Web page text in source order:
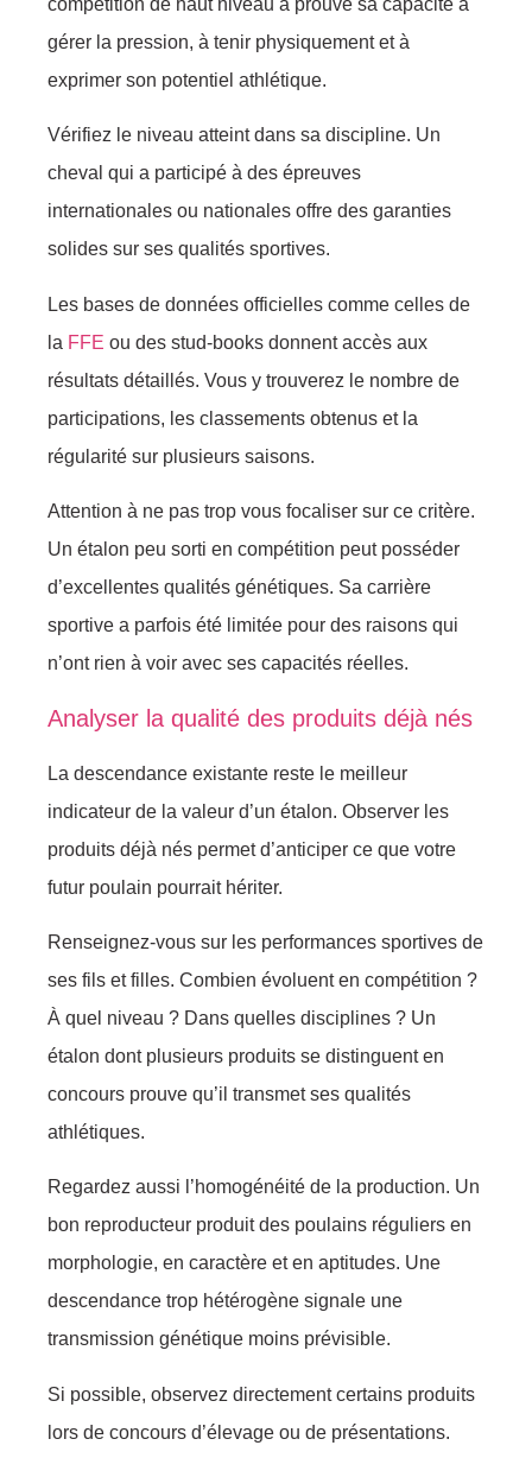
compétition de haut niveau a prouvé sa capacité à
gérer la pression, à tenir physiquement et à
exprimer son potentiel athlétique.
Vérifiez le niveau atteint dans sa discipline. Un
cheval qui a participé à des épreuves
internationales ou nationales offre des garanties
solides sur ses qualités sportives.
Les bases de données officielles comme celles de
la FFE ou des stud-books donnent accès aux
résultats détaillés. Vous y trouverez le nombre de
participations, les classements obtenus et la
régularité sur plusieurs saisons.
Attention à ne pas trop vous focaliser sur ce critère.
Un étalon peu sorti en compétition peut posséder
d’excellentes qualités génétiques. Sa carrière
sportive a parfois été limitée pour des raisons qui
n’ont rien à voir avec ses capacités réelles.
Analyser la qualité des produits déjà nés
La descendance existante reste le meilleur
indicateur de la valeur d’un étalon. Observer les
produits déjà nés permet d’anticiper ce que votre
futur poulain pourrait hériter.
Renseignez-vous sur les performances sportives de
ses fils et filles. Combien évoluent en compétition ?
À quel niveau ? Dans quelles disciplines ? Un
étalon dont plusieurs produits se distinguent en
concours prouve qu’il transmet ses qualités
athlétiques.
Regardez aussi l’homogénéité de la production. Un
bon reproducteur produit des poulains réguliers en
morphologie, en caractère et en aptitudes. Une
descendance trop hétérogène signale une
transmission génétique moins prévisible.
Si possible, observez directement certains produits
lors de concours d’élevage ou de présentations.